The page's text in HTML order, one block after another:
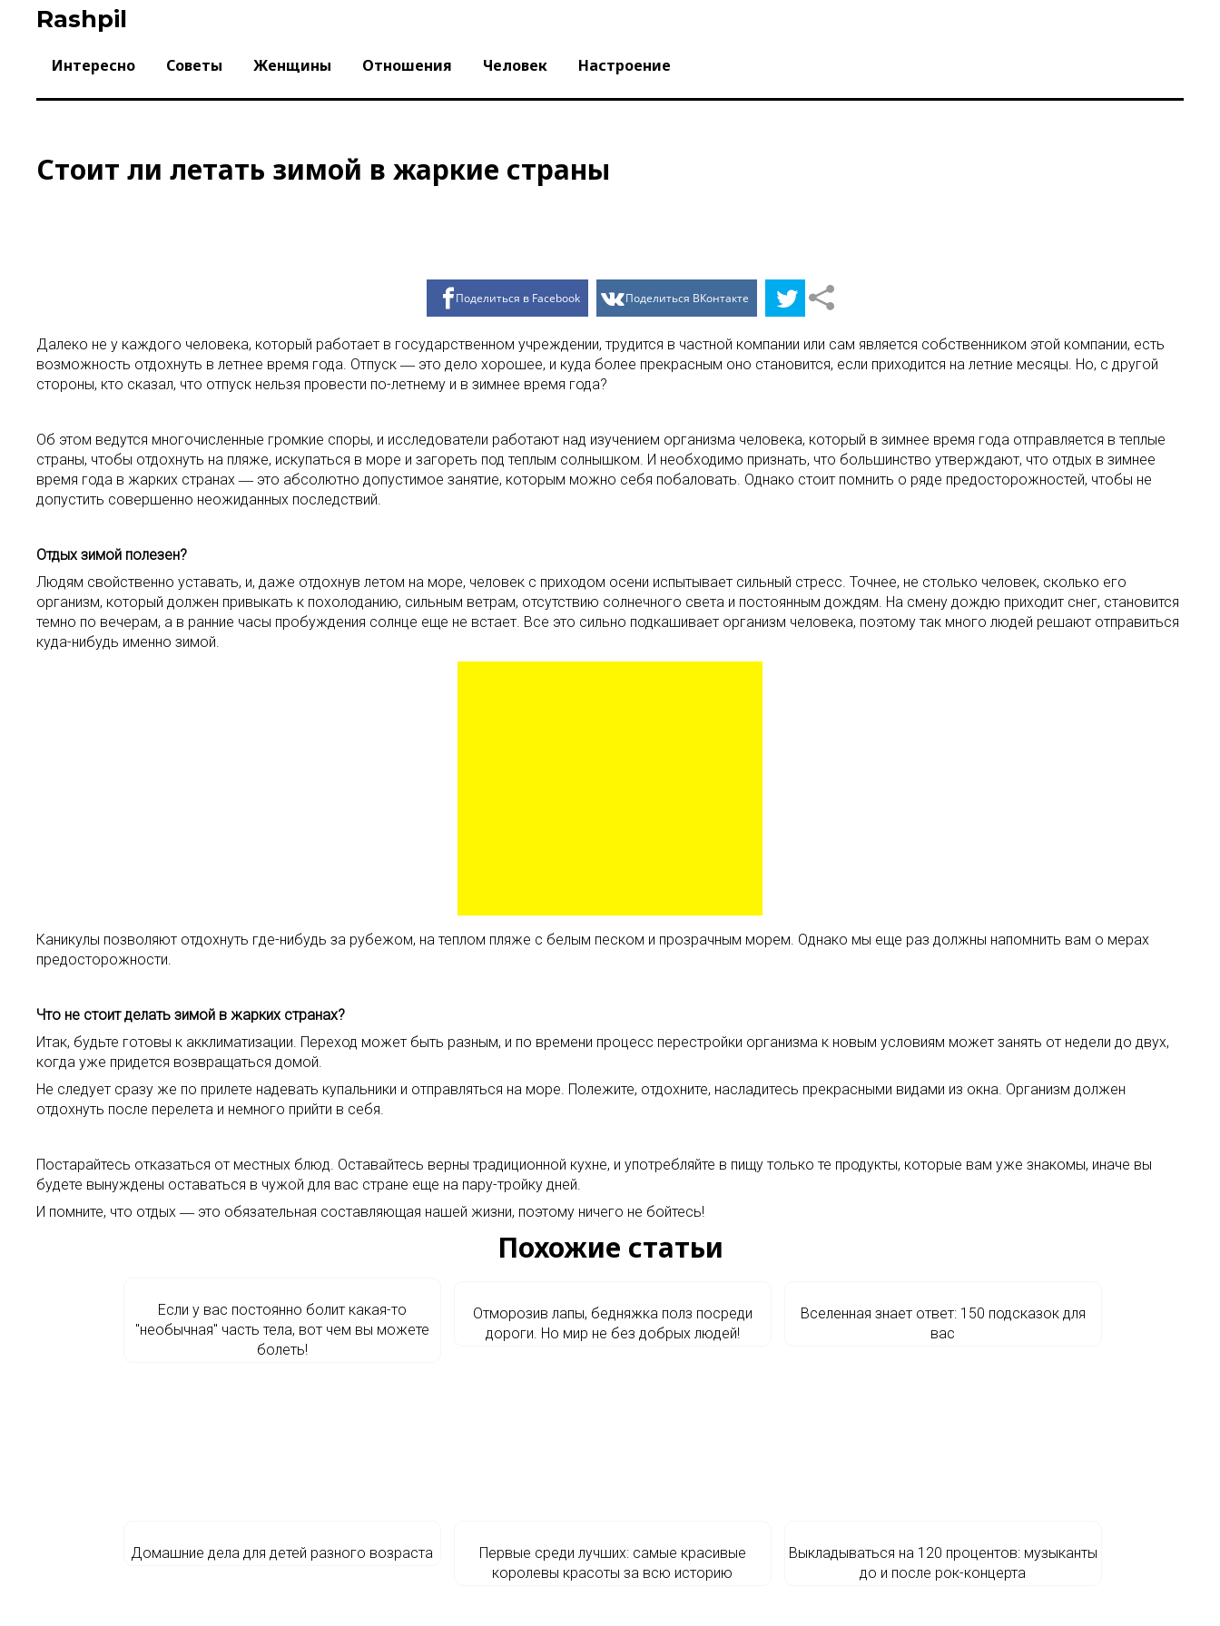
Rashpil
Интересно Советы Женщины Отношения Человек Настроение
Стоит ли летать зимой в жаркие страны
Поделиться в Facebook Поделиться ВКонтакте
Далеко не у каждого человека, который работает в государственном учреждении, трудится в частной компании или сам является собственником этой компании, есть
возможность отдохнуть в летнее время года. Отпуск ― это дело хорошее, и куда более прекрасным оно становится, если приходится на летние месяцы. Но, с другой
стороны, кто сказал, что отпуск нельзя провести по-летнему и в зимнее время года?
Об этом ведутся многочисленные громкие споры, и исследователи работают над изучением организма человека, который в зимнее время года отправляется в теплые
страны, чтобы отдохнуть на пляже, искупаться в море и загореть под теплым солнышком. И необходимо признать, что большинство утверждают, что отдых в зимнее
время года в жарких странах ― это абсолютно допустимое занятие, которым можно себя побаловать. Однако стоит помнить о ряде предосторожностей, чтобы не
допустить совершенно неожиданных последствий.
Отдых зимой полезен?
Людям свойственно уставать, и, даже отдохнув летом на море, человек с приходом осени испытывает сильный стресс. Точнее, не столько человек, сколько его
организм, который должен привыкать к похолоданию, сильным ветрам, отсутствию солнечного света и постоянным дождям. На смену дождю приходит снег, становится
темно по вечерам, а в ранние часы пробуждения солнце еще не встает. Все это сильно подкашивает организм человека, поэтому так много людей решают отправиться
куда-нибудь именно зимой.
Каникулы позволяют отдохнуть где-нибудь за рубежом, на теплом пляже с белым песком и прозрачным морем. Однако мы еще раз должны напомнить вам о мерах
предосторожности.
Что не стоит делать зимой в жарких странах?
Итак, будьте готовы к акклиматизации. Переход может быть разным, и по времени процесс перестройки организма к новым условиям может занять от недели до двух,
когда уже придется возвращаться домой.
Не следует сразу же по прилете надевать купальники и отправляться на море. Полежите, отдохните, насладитесь прекрасными видами из окна. Организм должен
отдохнуть после перелета и немного прийти в себя.
Постарайтесь отказаться от местных блюд. Оставайтесь верны традиционной кухне, и употребляйте в пищу только те продукты, которые вам уже знакомы, иначе вы
будете вынуждены оставаться в чужой для вас стране еще на пару-тройку дней.
И помните, что отдых ― это обязательная составляющая нашей жизни, поэтому ничего не бойтесь!
Похожие статьи
Если у вас постоянно болит какая-то
″необычная″ часть тела, вот чем вы можете
болеть!
Отморозив лапы, бедняжка полз посреди
дороги. Но мир не без добрых людей!
Вселенная знает ответ: 150 подсказок для
вас
Домашние дела для детей разного возраста
Первые среди лучших: самые красивые
королевы красоты за всю историю
Выкладываться на 120 процентов: музыканты
до и после рок-концерта